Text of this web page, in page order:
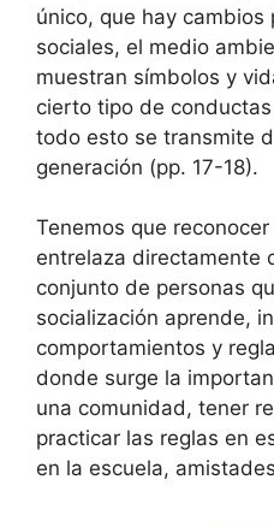
único, que hay cambios
sociales, el medio
muestran símbolos y
cierto tipo de
todo esto se transmite
generación (pp. 17-18).
Tenemos que
entrelaza directamente
conjunto de personas
socialización aprende,
comportamientos y
donde surge la
una comunidad, tener
practicar las reglas en
en la escuela,